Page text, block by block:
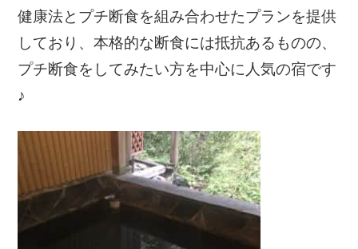
健康法とプチ断食を組み合わせたプランを提供
しており、本格的な断食には抵抗あるものの、
プチ断食をしてみたい方を中心に人気の宿です
♪